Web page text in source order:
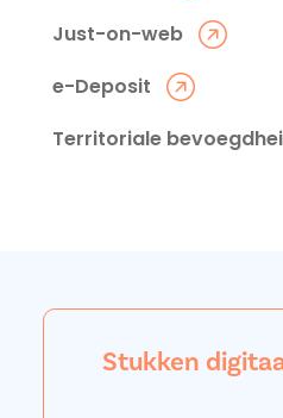
Just-on-web
e-Deposit
Territoriale
Stukken